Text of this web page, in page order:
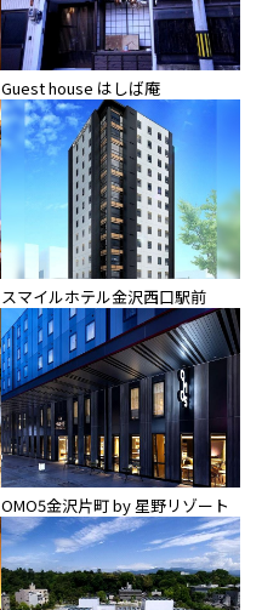
Guest house はしば庵
スマイルホテル金沢西口駅前
OMO5金沢片町 by 星野リゾート